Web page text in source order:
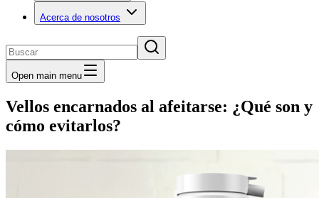
Acerca de nosotros
Open main menu
Vellos encarnados al afeitarse: ¿Qué son y
cómo evitarlos?